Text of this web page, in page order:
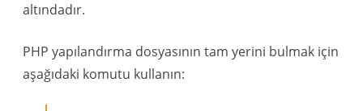
altındadır.
PHP yapılandırma dosyasının tam yerini bulmak için
aşağıdaki komutu kullanın: